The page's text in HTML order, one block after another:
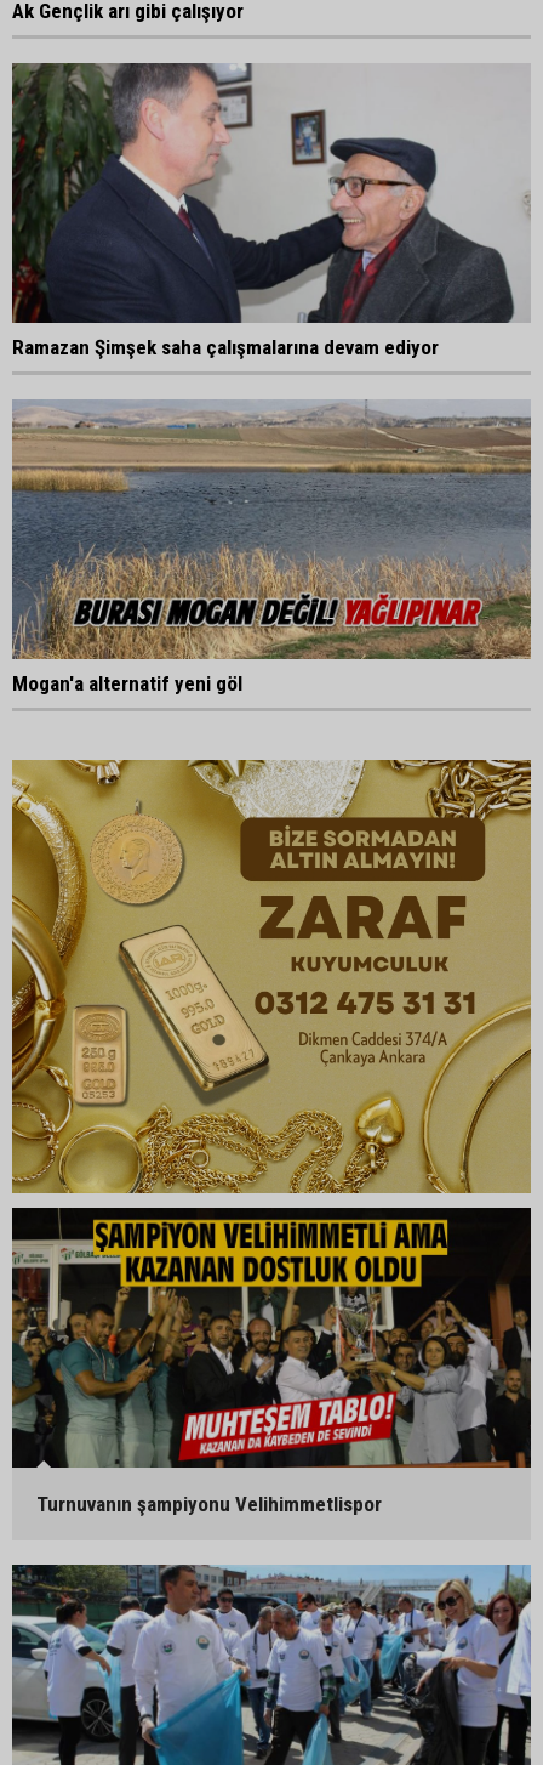
Ak Gençlik arı gibi çalışıyor
Ramazan Şimşek saha çalışmalarına devam ediyor
Mogan'a alternatif yeni göl
Turnuvanın şampiyonu Velihimmetlispor